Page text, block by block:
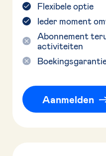
Flexibele optie
Ieder moment
Abonnement
activiteiten
Aanmelden